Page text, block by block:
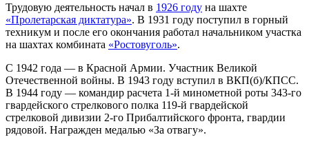
Трудовую деятельность начал в 1926 году на шахте
«Пролетарская диктатура». В 1931 году поступил в горный
техникум и после его окончания работал начальником участка
на шахтах комбината «Ростовуголь».
С 1942 года — в Красной Армии. Участник Великой
Отечественной войны. В 1943 году вступил в ВКП(б)/КПСС.
В 1944 году — командир расчета 1-й минометной роты 343-го
гвардейского стрелкового полка 119-й гвардейской
стрелковой дивизии 2-го Прибалтийского фронта, гвардии
рядовой. Награжден медалью «За отвагу».